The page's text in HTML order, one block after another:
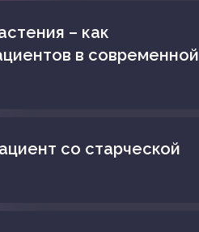
– как
в современной
со старческой